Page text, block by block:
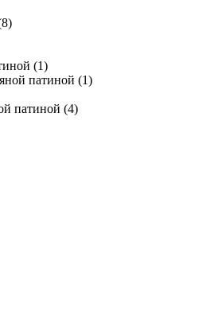
8)
(1)
патиной (1)
патиной (4)